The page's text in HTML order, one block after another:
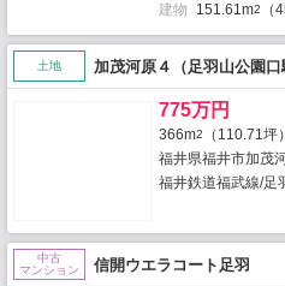
建物
151.61m2 （
土地 加茂河原４（足羽山公園口
775万円
366m2
（110.71坪
福井県福井市加
福井鉄道福武線/足
中古
マンション
信開ウエラコート足羽